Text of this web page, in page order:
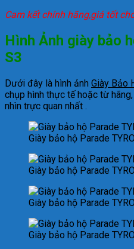
Cam kết chính hãng,giá tốt
Hình Ảnh giày bảo
S3
Dưới đây là hình ảnh Giày Bảo
chụp hình thực tế hoặc từ
nhìn trực quan nhất .
Giày bảo hộ Parade
Giày bảo hộ Parade
Giày bảo hộ Parade
Giày bảo hộ Parade